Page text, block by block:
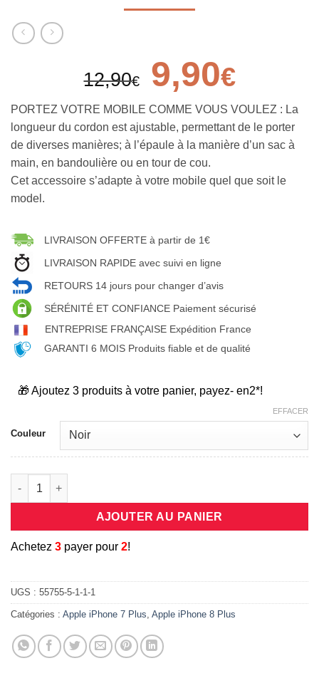
12,90€ 9,90€
PORTEZ VOTRE MOBILE COMME VOUS VOULEZ : La
longueur du cordon est ajustable, permettant de le porter
de diverses manières; à l’épaule à la manière d’un sac à
main, en bandoulière ou en tour de cou.
Cet accessoire s’adapte à votre mobile quel que soit le
model.
LIVRAISON OFFERTE à partir de 1€
LIVRAISON RAPIDE avec suivi en ligne
RETOURS 14 jours pour changer d’avis
SÉRÉNITÉ ET CONFIANCE Paiement sécurisé
ENTREPRISE FRANÇAISE Expédition France
GARANTI 6 MOIS Produits fiable et de qualité
🎁 Ajoutez 3 produits à votre panier, payez- en2*!
Couleur
EFFACER
quantité de Cordon porte mobile universel en bandouliere
AJOUTER AU PANIER
Achetez 3 payer pour 2!
UGS : 55755-5-1-1-1
Catégories : Apple iPhone 7 Plus, Apple iPhone 8 Plus